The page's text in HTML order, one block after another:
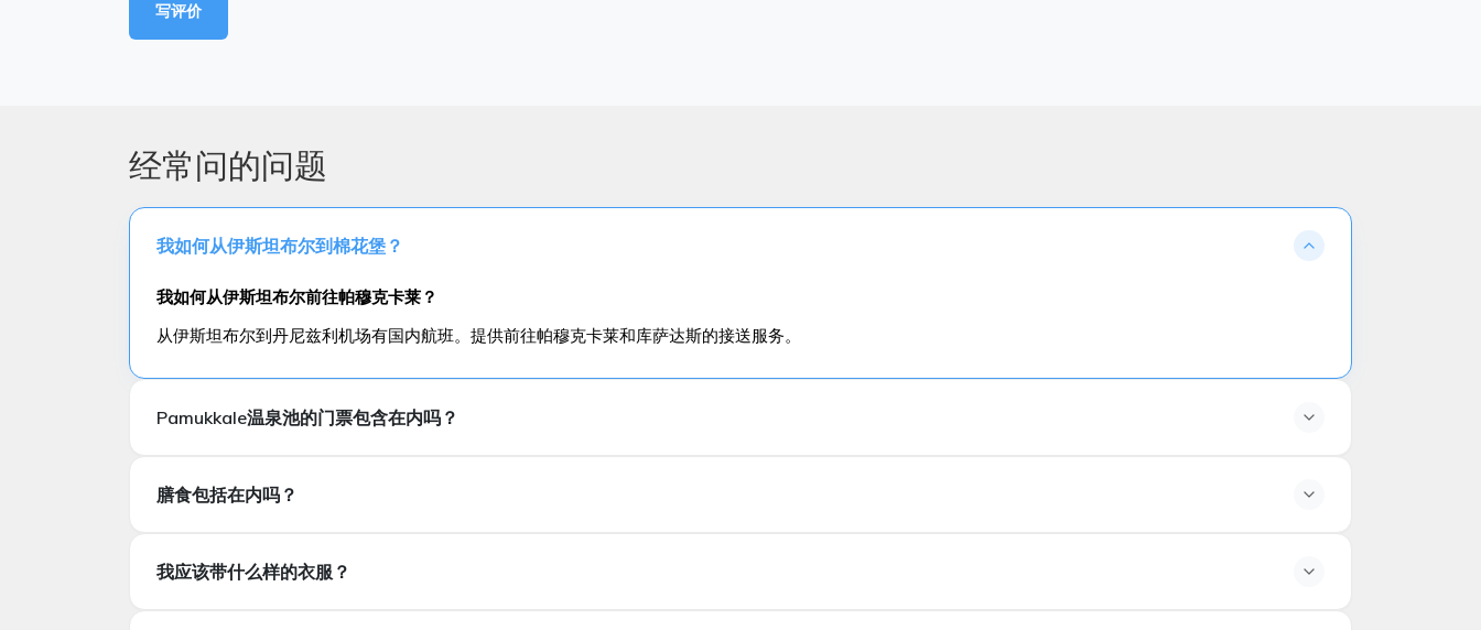
写评价
经常问的问题
我如何从伊斯坦布尔到棉花堡？
我如何从伊斯坦布尔前往帕穆克卡莱？
从伊斯坦布尔到丹尼兹利机场有国内航班。提供前往帕穆克卡莱和库萨达斯的接送服务。
Pamukkale温泉池的门票包含在内吗？
膳食包括在内吗？
我应该带什么样的衣服？